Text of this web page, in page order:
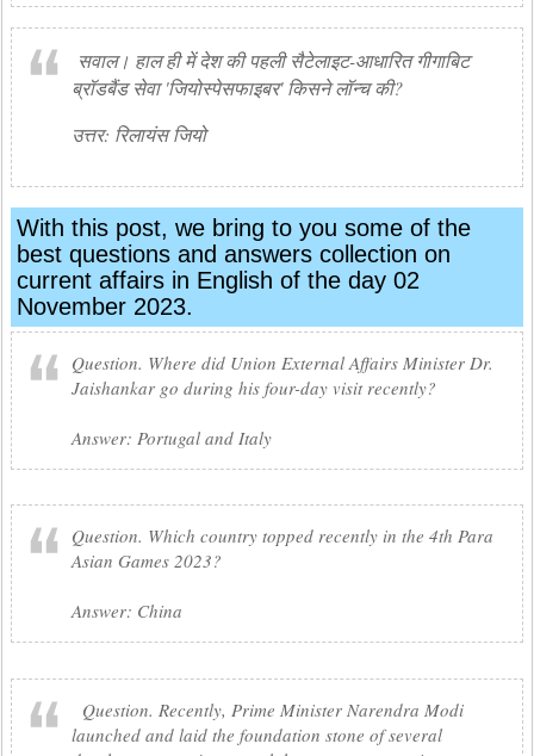
सवाल। हाल ही में देश की पहली सैटेलाइट-आधारित गीगाबिट
ब्रॉडबैंड सेवा 'जियोस्पेसफाइबर' किसने लॉन्च की?
उत्तर: रिलायंस जियो
With this post, we bring to you some of the
best questions and answers collection on
current affairs in English of the day 02
November 2023.
Question. Where did Union External Affairs Minister Dr.
Jaishankar go during his four-day visit recently?
Answer: Portugal and Italy
Question. Which country topped recently in the 4th Para
Asian Games 2023?
Answer: China
Question. Recently, Prime Minister Narendra Modi
launched and laid the foundation stone of several